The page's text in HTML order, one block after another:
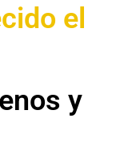
el
y